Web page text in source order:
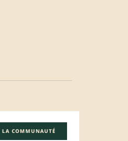
LA COMMUNAUTÉ